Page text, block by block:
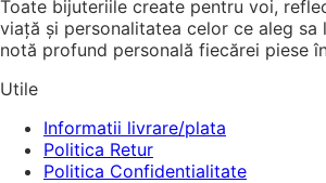
Toate bijuteriile create pentru voi,
viață și personalitatea celor ce aleg
notă profund personală fiecărei piese
Utile
Informatii livrare/plata
Politica Retur
Politica Confidentialitate